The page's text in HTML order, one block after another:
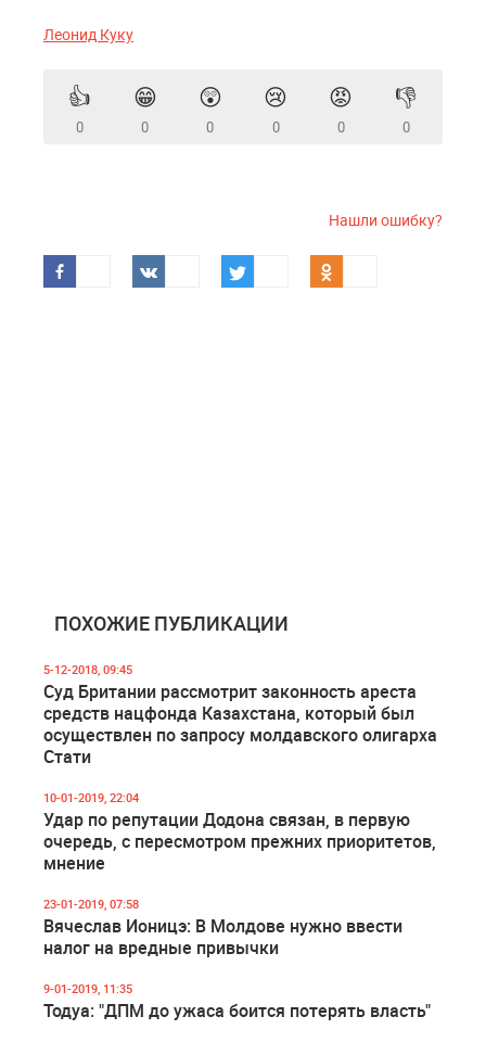
Леонид Куку
👍
0
😁
0
😲
0
😢
0
😡
0
👎
0
Нашли ошибку?
ПОХОЖИЕ ПУБЛИКАЦИИ
5-12-2018, 09:45
Суд Британии рассмотрит законность ареста
средств нацфонда Казахстана, который был
осуществлен по запросу молдавского олигарха
Стати
10-01-2019, 22:04
Удар по репутации Додона связан, в первую
очередь, с пересмотром прежних приоритетов,
мнение
23-01-2019, 07:58
Вячеслав Ионицэ: В Молдове нужно ввести
налог на вредные привычки
9-01-2019, 11:35
Тодуа: "ДПМ до ужаса боится потерять власть"